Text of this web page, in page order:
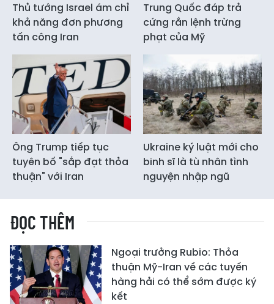
Thủ tướng Israel ám chỉ
khả năng đơn phương
tấn công Iran
Trung Quốc đáp trả
cứng rắn lệnh trừng
phạt của Mỹ
Ông Trump tiếp tục
tuyên bố "sắp đạt thỏa
thuận" với Iran
Ukraine ký luật mới cho
binh sĩ là tù nhân tình
nguyện nhập ngũ
ĐỌC THÊM
Ngoại trưởng Rubio: Thỏa
thuận Mỹ-Iran về các tuyến
hàng hải có thể sớm được ký
kết